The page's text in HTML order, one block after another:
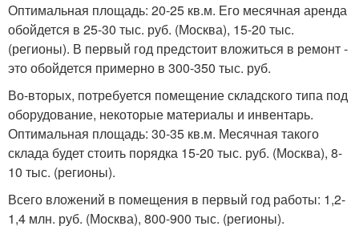
Оптимальная площадь: 20-25 кв.м. Его месячная аренда
обойдется в 25-30 тыс. руб. (Москва), 15-20 тыс.
(регионы). В первый год предстоит вложиться в ремонт -
это обойдется примерно в 300-350 тыс. руб.
Во-вторых, потребуется помещение складского типа под
оборудование, некоторые материалы и инвентарь.
Оптимальная площадь: 30-35 кв.м. Месячная такого
склада будет стоить порядка 15-20 тыс. руб. (Москва), 8-
10 тыс. (регионы).
Всего вложений в помещения в первый год работы: 1,2-
1,4 млн. руб. (Москва), 800-900 тыс. (регионы).